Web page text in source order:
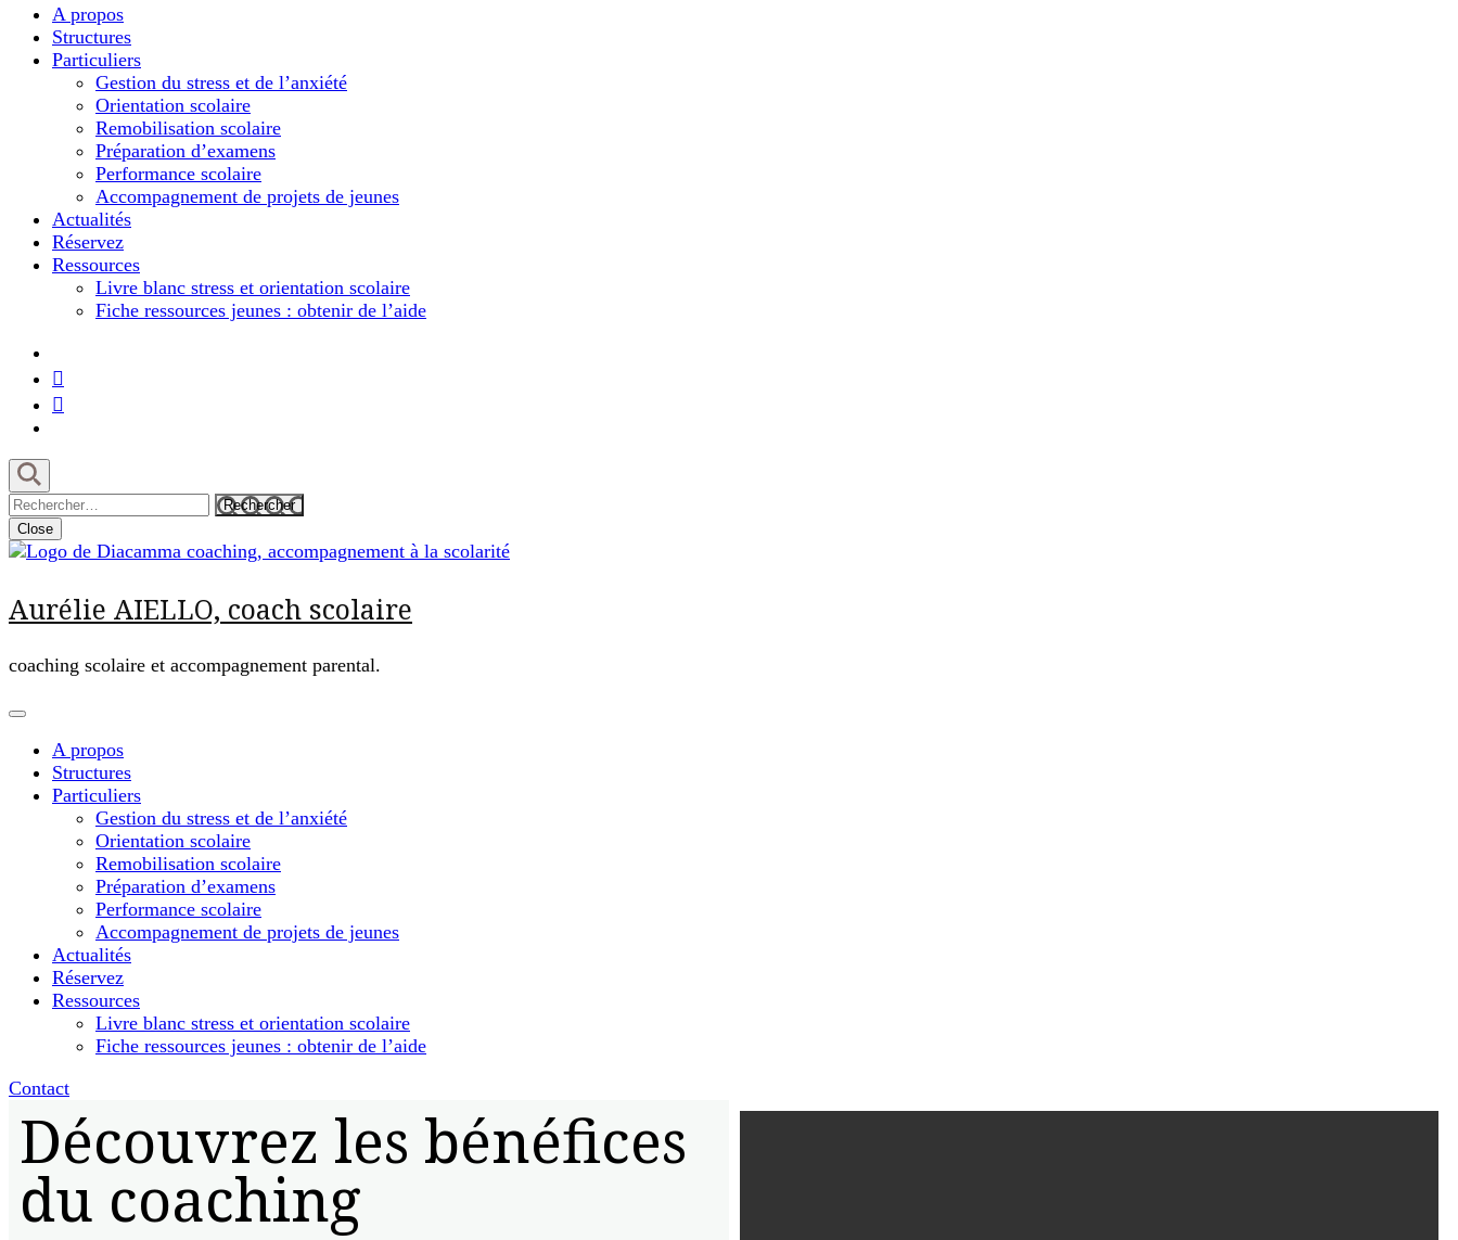
A propos
Structures
Particuliers
Gestion du stress et de l’anxiété
Orientation scolaire
Remobilisation scolaire
Préparation d’examens
Performance scolaire
Accompagnement de projets de jeunes
Actualités
Réservez
Ressources
Livre blanc stress et orientation scolaire
Fiche ressources jeunes : obtenir de l’aide
Close
Aurélie AIELLO, coach scolaire
coaching scolaire et accompagnement parental.
A propos
Structures
Particuliers
Gestion du stress et de l’anxiété
Orientation scolaire
Remobilisation scolaire
Préparation d’examens
Performance scolaire
Accompagnement de projets de jeunes
Actualités
Réservez
Ressources
Livre blanc stress et orientation scolaire
Fiche ressources jeunes : obtenir de l’aide
Contact
Découvrez les bénéfices
du coaching